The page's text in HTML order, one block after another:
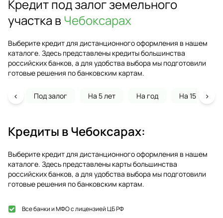
Кредит под залог земельного
участка вЧебоксарах
Выберите кредит для дистанционного оформления в нашем
каталоге. Здесь представлены кредиты большинства
российских банков, а для удобства выбора мы подготовили
готовые решения по банковским картам.
Под залог На 5 лет На год На 15 лет
‹ ›
Кредиты вЧебоксарах:
Выберите кредит для дистанционного оформления в нашем
каталоге. Здесь представлены карты большинства
российских банков, а для удобства выбора мы подготовили
готовые решения по банковским картам.
Все банки и МФО с лицензией ЦБ РФ